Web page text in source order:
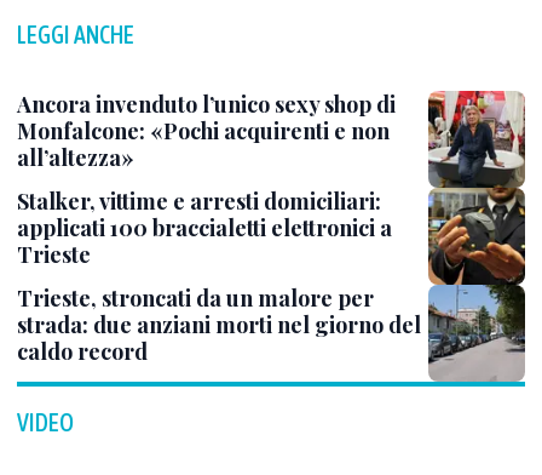
LEGGI ANCHE
Ancora invenduto l’unico sexy shop di
Monfalcone: «Pochi acquirenti e non
all’altezza»
Stalker, vittime e arresti domiciliari:
applicati 100 braccialetti elettronici a
Trieste
Trieste, stroncati da un malore per
strada: due anziani morti nel giorno del
caldo record
VIDEO